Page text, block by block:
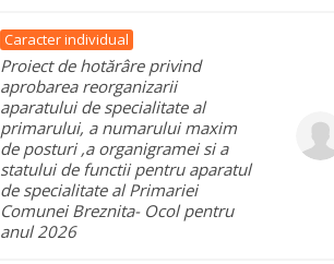
Caracter individual
Proiect de hotărâre privind
aprobarea reorganizarii
aparatului de specialitate al
primarului, a numarului maxim
de posturi ,a organigramei si a
statului de functii pentru aparatul
de specialitate al Primariei
Comunei Breznita- Ocol pentru
anul 2026